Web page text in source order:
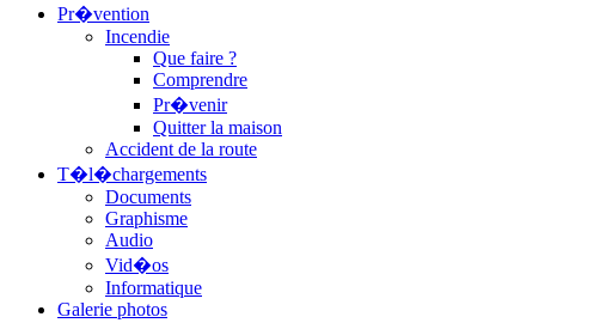
Pr�vention
Incendie
Que faire ?
Comprendre
Pr�venir
Quitter la maison
Accident de la route
T�l�chargements
Documents
Graphisme
Audio
Vid�os
Informatique
Galerie photos